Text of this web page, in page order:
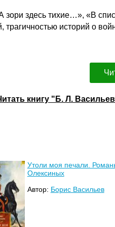
здесь тихие…», «В
историй о
книгу "Б. Л.
Утоли моя печали.
Олексиных
Автор: Борис Васильев